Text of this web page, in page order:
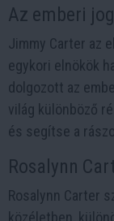
Az emberi
Jimmy Carter az
egykori elnökök
dolgozott az
világ különböző
és segítse a
Rosalynn
Rosalynn Carter
közéletben,